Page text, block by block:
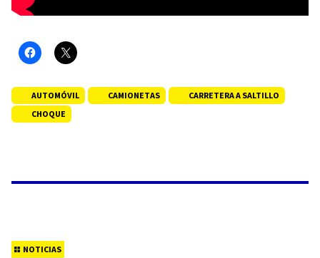
AUTOMÓVIL CAMIONETAS
CARRETERA A SALTILLO
CHOQUE
NOTICIAS